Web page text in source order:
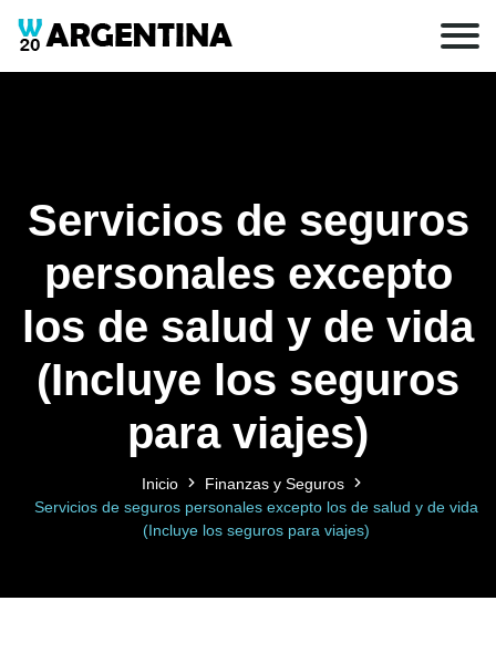
Servicios de seguros
personales excepto
los de salud y de vida
(Incluye los seguros
para viajes)
Inicio
Finanzas y Seguros
Servicios de seguros personales excepto los de salud y de vida
(Incluye los seguros para viajes)